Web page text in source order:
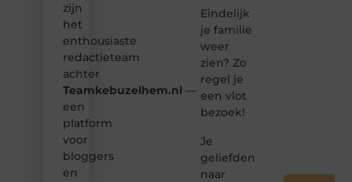
zijn
het
enthousiaste
redactieteam
achter
Teamkebuzelhem.nl —
een
platform
voor
bloggers
en
Eindelijk
je familie
weer
zien? Zo
regel je
een vlot
bezoek!
Je
geliefden
naar